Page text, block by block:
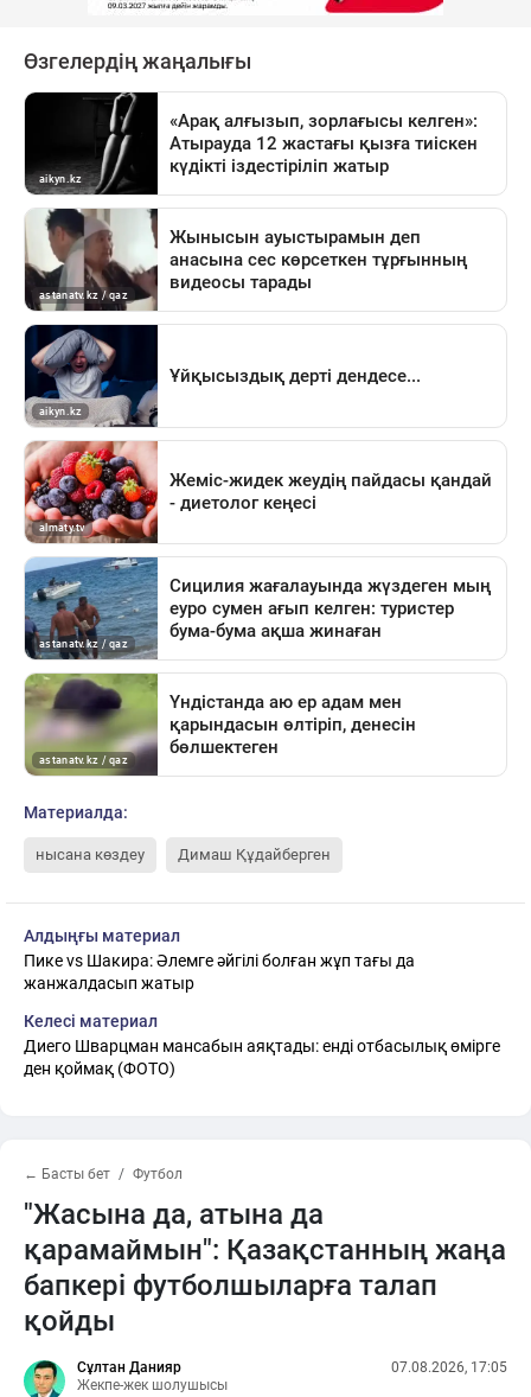
Материалда:
нысана көздеу Димаш Құдайберген
Алдыңғы материал
Пике vs Шакира: Әлемге әйгілі болған жұп тағы да
жанжалдасып жатыр
Келесі материал
Диего Шварцман мансабын аяқтады: енді отбасылық өмірге
ден қоймақ (ФОТО)
← Басты бет Футбол
"Жасына да, атына да
қарамаймын": Қазақстанның жаңа
бапкері футболшыларға талап
қойды
Сұлтан Данияр
Жекпе-жек шолушысы
07.08.2026, 17:05